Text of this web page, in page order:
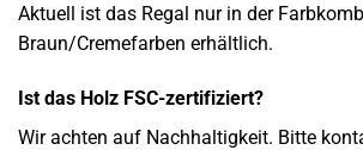
Aktuell ist das Regal nur in der
Braun/Cremefarben erhältlich.
Ist das Holz FSC-zertifiziert?
Wir achten auf Nachhaltigkeit. Bitte